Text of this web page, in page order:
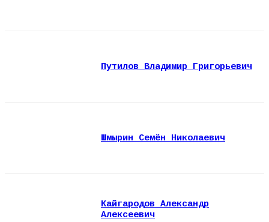
Путилов Владимир Григорьевич
Шмырин Семён Николаевич
Кайгародов Александр
Алексеевич